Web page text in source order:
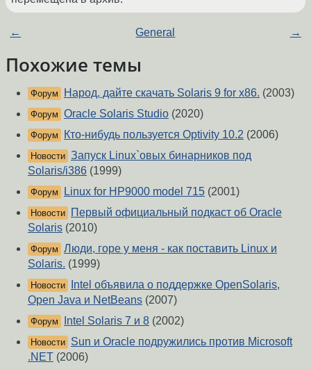
← General →
Похожие темы
Форум Народ, дайте скачать Solaris 9 for x86. (2003)
Форум Oracle Solaris Studio (2020)
Форум Кто-нибудь пользуется Optivity 10.2 (2006)
Новости Запуск Linux`овых бинарников под
Solaris/i386 (1999)
Форум Linux for HP9000 model 715 (2001)
Новости
Первый официальный подкаст об Oracle
Solaris (2010)
Форум Люди, горе у меня - как поставить Linux и
Solaris. (1999)
Новости
Intel объявила о поддержке OpenSolaris,
Open Java и NetBeans (2007)
Форум Intel Solaris 7 и 8 (2002)
Новости Sun и Oracle подружились против Microsoft
.NET (2006)